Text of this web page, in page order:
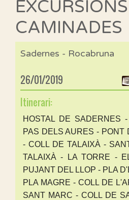
CAMINADES
Sadernes - Rocabruna
26/01/2019
Itinerari:
HOSTAL DE SADERNES
PAS DELS AURES - PONT
- COLL DE TALAIXÀ -
TALAIXÀ - LA TORRE -
PUJANT DEL LLOP - PLA
PLA MAGRE - COLL DE
SANT MARC - COLL DE